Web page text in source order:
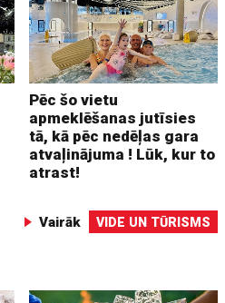
Pēc šo vietu
apmeklēšanas jutīsies
tā, kā pēc nedēļas gara
atvaļinājuma ! Lūk, kur to
atrast!
Vairāk VIDE UN TŪRISMS